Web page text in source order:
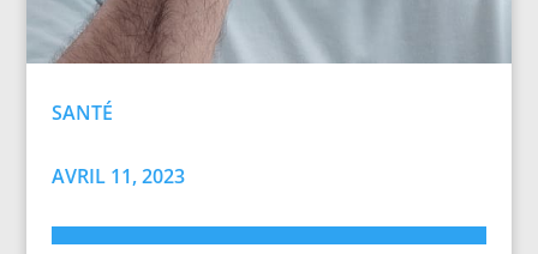
SANTÉ
AVRIL 11, 2023